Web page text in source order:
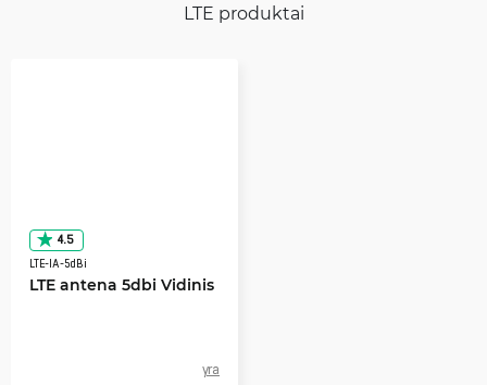
LTE produktai
4.5
LTE-IA-5dBi
LTE antena 5dbi Vidinis
yra